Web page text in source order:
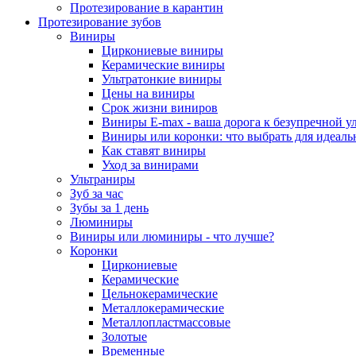
Протезирование в карантин
Протезирование зубов
Виниры
Циркониевые виниры
Керамические виниры
Ультратонкие виниры
Цены на виниры
Срок жизни виниров
Виниры E-max - ваша дорога к безупречной
Виниры или коронки: что выбрать для
Как ставят виниры
Уход за винирами
Ультраниры
Зуб за час
Зубы за 1 день
Люминиры
Виниры или люминиры - что лучше?
Коронки
Циркониевые
Керамические
Цельнокерамические
Металлокерамические
Металлопластмассовые
Золотые
Временные